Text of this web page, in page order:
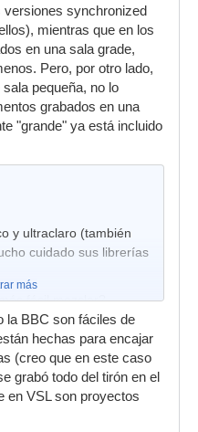
synchronized
mientras que en los
en una sala grade,
Pero, por otro lado,
pequeña, no lo
grabados en una
"grande" ya está incluido
y ultraclaro (también
cuidado sus librerías
fácil mezclar?
más
la BBC son fáciles de
hechas para encajar
(creo que en este caso
grabó todo del tirón en el
en VSL son proyectos